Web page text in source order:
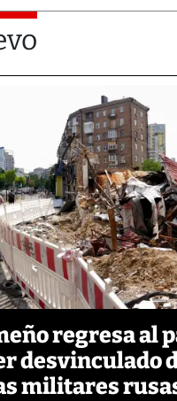
regresa al
desvinculado
militares